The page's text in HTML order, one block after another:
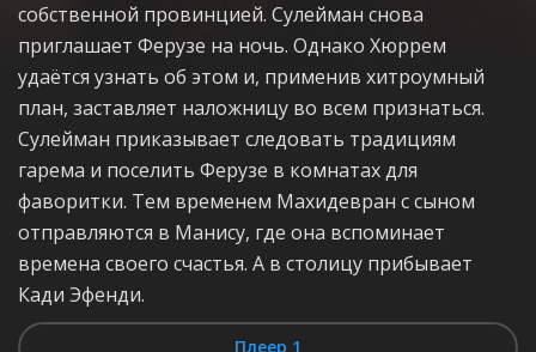
собственной провинцией. Сулейман снова
приглашает Ферузе на ночь. Однако Хюррем
удаётся узнать об этом и, применив хитроумный
план, заставляет наложницу во всем признаться.
Сулейман приказывает следовать традициям
гарема и поселить Ферузе в комнатах для
фаворитки. Тем временем Махидевран с сыном
отправляются в Манису, где она вспоминает
времена своего счастья. А в столицу прибывает
Кади Эфенди.
Плеер 1